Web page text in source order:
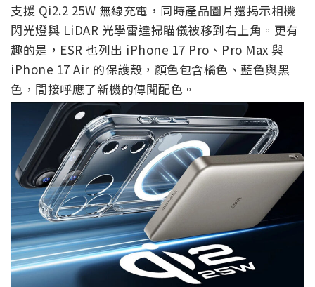
支援 Qi2.2 25W 無線充電，同時產品圖片還揭示相機
閃光燈與 LiDAR 光學雷達掃瞄儀被移到右上角。更有
趣的是，ESR 也列出 iPhone 17 Pro、Pro Max 與
iPhone 17 Air 的保護殼，顏色包含橘色、藍色與黑
色，間接呼應了新機的傳聞配色。